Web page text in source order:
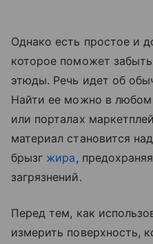
Однако есть простое и
которое поможет
этюды. Речь идет об
Найти ее можно в любом
или порталах
материал становится
брызг жира,
загрязнений.
Перед тем, как
измерить поверхность,